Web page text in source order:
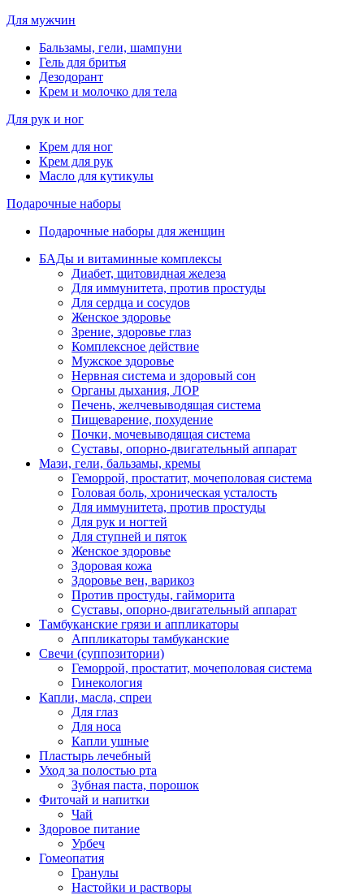
Для мужчин
Бальзамы, гели, шампуни
Гель для бритья
Дезодорант
Крем и молочко для тела
Для рук и ног
Крем для ног
Крем для рук
Масло для кутикулы
Подарочные наборы
Подарочные наборы для женщин
БАДы и витаминные комплексы
Диабет, щитовидная железа
Для иммунитета, против простуды
Для сердца и сосудов
Женское здоровье
Зрение, здоровье глаз
Комплексное действие
Мужское здоровье
Нервная система и здоровый сон
Органы дыхания, ЛОР
Печень, желчевыводящая система
Пищеварение, похудение
Почки, мочевыводящая система
Суставы, опорно-двигательный аппарат
Мази, гели, бальзамы, кремы
Геморрой, простатит, мочеполовая система
Головая боль, хроническая усталость
Для иммунитета, против простуды
Для рук и ногтей
Для ступней и пяток
Женское здоровье
Здоровая кожа
Здоровье вен, варикоз
Против простуды, гайморита
Суставы, опорно-двигательный аппарат
Тамбуканские грязи и аппликаторы
Аппликаторы тамбуканские
Свечи (суппозитории)
Геморрой, простатит, мочеполовая система
Гинекология
Капли, масла, спреи
Для глаз
Для носа
Капли ушные
Пластырь лечебный
Уход за полостью рта
Зубная паста, порошок
Фиточай и напитки
Чай
Здоровое питание
Урбеч
Гомеопатия
Гранулы
Настойки и растворы